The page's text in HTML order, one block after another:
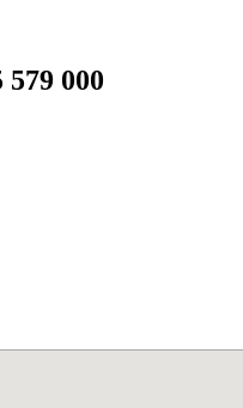
000